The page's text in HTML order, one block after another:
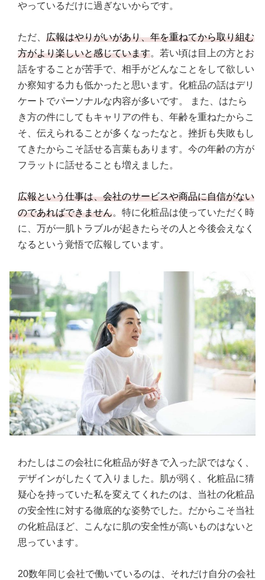
やっているだけに過ぎないからです。
ただ、 広報はやりがいがあり、年を重ねてから取り組む
方がより楽しいと感じています。若い頃は目上の方とお
話をすることが苦手で、相手がどんなことをして欲しい
か察知する力も低かったと思います。化粧品の話はデリ
ケートでパーソナルな内容が多いです。 また、はたら
き方の件にしてもキャリアの件も、年齢を重ねたからこ
そ、伝えられることが多くなったなと。挫折も失敗もし
てきたからこそ話せる言葉もあります。今の年齢の方が
フラットに話せることも増えました。
広報という仕事は、会社のサービスや商品に自信がない
のであればできません。特に化粧品は使っていただく時
に、万が一肌トラブルが起きたらその人と今後会えなく
なるという覚悟で広報しています。
わたしはこの会社に化粧品が好きで入った訳ではなく、
デザインがしたくて入りました。肌が弱く、化粧品に猜
疑心を持っていた私を変えてくれたのは、当社の化粧品
の安全性に対する徹底的な姿勢でした。だからこそ当社
の化粧品ほど、こんなに肌の安全性が高いものはないと
思っています。
20数年同じ会社で働いているのは、それだけ自分の会社